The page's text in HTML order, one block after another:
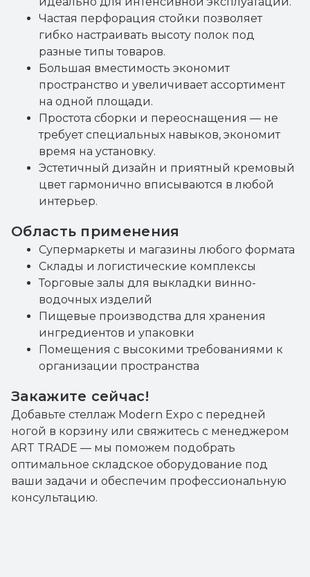
Частая перфорация стойки позволяет
гибко настраивать высоту полок под
разные типы товаров.
Большая вместимость экономит
пространство и увеличивает ассортимент
на одной площади.
Простота сборки и переоснащения — не
требует специальных навыков, экономит
время на установку.
Эстетичный дизайн и приятный кремовый
цвет гармонично вписываются в любой
интерьер.
Область применения
Супермаркеты и магазины любого формата
Склады и логистические комплексы
Торговые залы для выкладки винно-
водочных изделий
Пищевые производства для хранения
ингредиентов и упаковки
Помещения с высокими требованиями к
организации пространства
Закажите сейчас!
Добавьте стеллаж Modern Expo с передней
ногой в корзину или свяжитесь с менеджером
ART TRADE — мы поможем подобрать
оптимальное складское оборудование под
ваши задачи и обеспечим профессиональную
консультацию.